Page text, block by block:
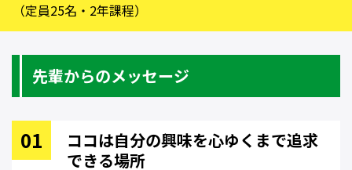
（定員25名・2年課程）
先輩からのメッセージ
ココは自分の興味を心ゆくまで追求
できる場所